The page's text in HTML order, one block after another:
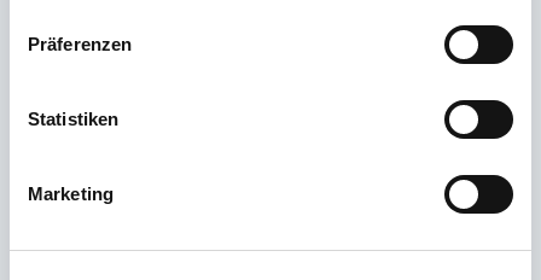
Präferenzen
Statistiken
Marketing